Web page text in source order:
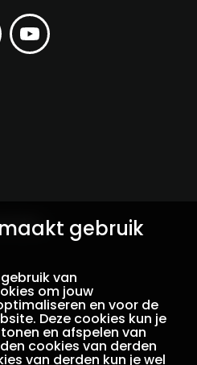
gebruik
van
om jouw
en voor de
Deze cookies kun je
en afspelen van
cookies van derden
van derden kun je wel